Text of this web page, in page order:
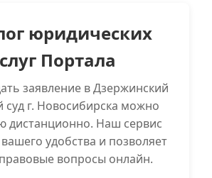
юридических
Портала
заявление в Дзержинский
суд г. Новосибирска можно
дистанционно. Наш сервис
удобства и позволяет
вопросы онлайн.